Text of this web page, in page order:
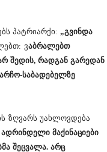
პატრიარქი:„გვინდა
ვაბრალებთ
შედის, რადგან გარედან
საბადებელზე
ზღვარს უახლოვდება
ადრინდელი მაქინაციები
შეცვალა. არც